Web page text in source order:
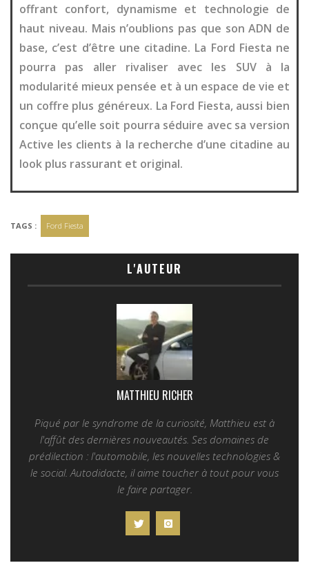
offrant confort, dynamisme et technologie de
haut niveau. Mais n’oublions pas que son ADN de
base, c’est d’être une citadine. La Ford Fiesta ne
pourra pas aller rivaliser avec les SUV à la
modularité mieux pensée et à un espace de vie et
un coffre plus généreux. La Ford Fiesta, aussi bien
conçue qu’elle soit pourra séduire avec sa version
Active les clients à la recherche d’une citadine au
look plus rassurant et original.
TAGS : Ford Fiesta
L'AUTEUR
MATTHIEU RICHER
Piqué par le syndrome de la curiosité, Matthieu est à
l'affût des dernières nouveautés. Ses domaines de
prédilection : l'automobile, les nouvelles technologies &
le social. Autodidacte, il aime toucher à tout pour vous
le faire partager.